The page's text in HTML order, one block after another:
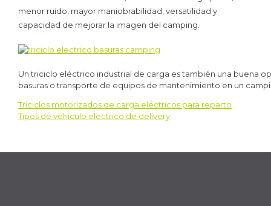
menor ruido, mayor maniobrabilidad, versatilidad y
capacidad de mejorar la imagen del camping.
Un triciclo eléctrico industrial de carga es también una buena
basuras o transporte de equipos de mantenimiento en un
Navegación
Triciclos motorizados de carga eléctricos para reparto
Tipos de vehiculo electrico de delivery